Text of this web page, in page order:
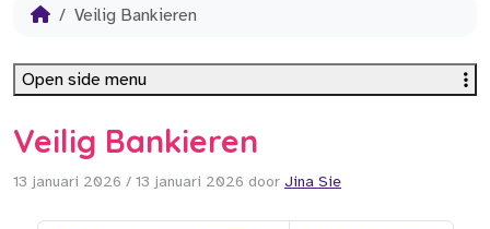
Veilig Bankieren
Veilig Bankieren
13 januari 2026 / 13 januari 2026 door Jina Sie
Open side menu